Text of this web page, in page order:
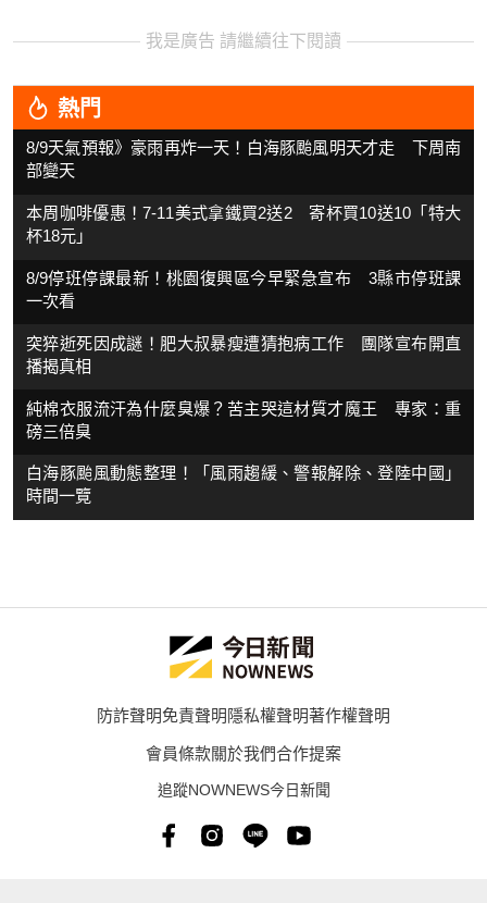
我是廣告 請繼續往下閱讀
熱門
8/9天氣預報》豪雨再炸一天！白海豚颱風明天才走 下周南
部變天
本周咖啡優惠！7-11美式拿鐵買2送2 寄杯買10送10「特大
杯18元」
8/9停班停課最新！桃園復興區今早緊急宣布 3縣市停班課
一次看
突猝逝死因成謎！肥大叔暴瘦遭猜抱病工作 團隊宣布開直
播揭真相
純棉衣服流汗為什麼臭爆？苦主哭這材質才魔王 專家：重
磅三倍臭
白海豚颱風動態整理！「風雨趨緩、警報解除、登陸中國」
時間一覽
防詐聲明免責聲明隱私權聲明著作權聲明
會員條款關於我們合作提案
追蹤NOWNEWS今日新聞